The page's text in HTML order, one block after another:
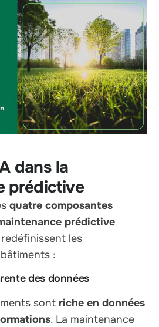
dans la
prédictive
quatre composantes
prédictive
les
:
des données
sont riche en données
. La maintenance